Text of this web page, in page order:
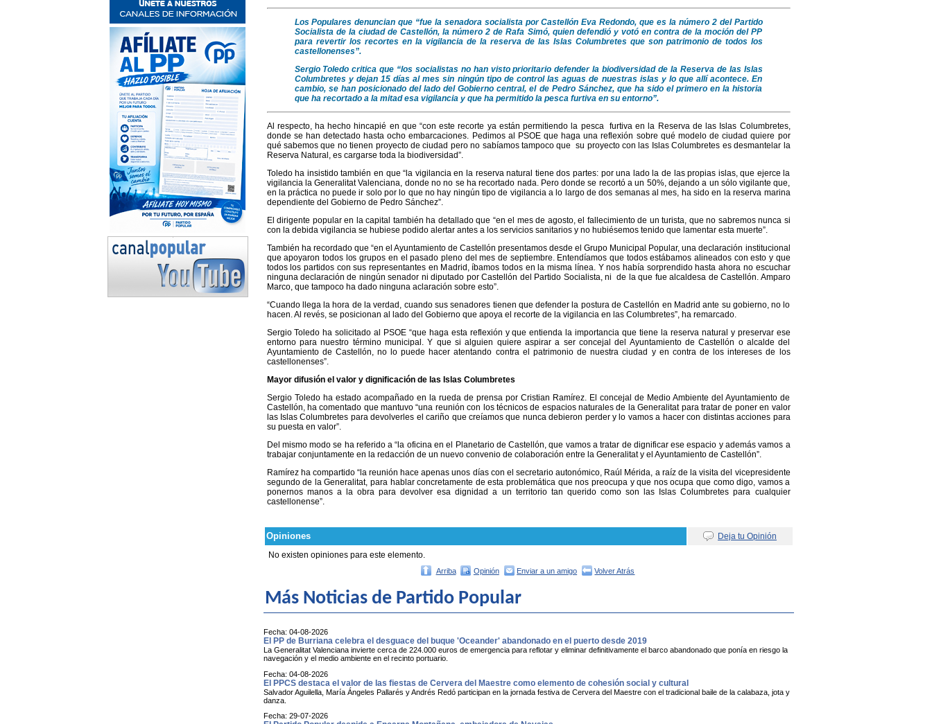
Los Populares denuncian que “fue la senadora socialista por Castellón Eva Redondo, que es la número 2 del Partido
Socialista de la ciudad de Castellón, la número 2 de Rafa Simó, quien defendió y votó en contra de la moción del PP
para revertir los recortes en la vigilancia de la reserva de las Islas Columbretes que son patrimonio de todos los
castellonenses”.
Sergio Toledo critica que “los socialistas no han visto prioritario defender la biodiversidad de la Reserva de las Islas
Columbretes y dejan 15 días al mes sin ningún tipo de control las aguas de nuestras islas y lo que allí acontece. En
cambio, se han posicionado del lado del Gobierno central, el de Pedro Sánchez, que ha sido el primero en la historia
que ha recortado a la mitad esa vigilancia y que ha permitido la pesca furtiva en su entorno”.
Al respecto, ha hecho hincapié en que “con este recorte ya están permitiendo la pesca furtiva en la Reserva de las Islas Columbretes,
donde se han detectado hasta ocho embarcaciones. Pedimos al PSOE que haga una reflexión sobre qué modelo de ciudad quiere por
qué sabemos que no tienen proyecto de ciudad pero no sabíamos tampoco que su proyecto con las Islas Columbretes es desmantelar la
Reserva Natural, es cargarse toda la biodiversidad”.
Toledo ha insistido también en que “la vigilancia en la reserva natural tiene dos partes: por una lado la de las propias islas, que ejerce la
vigilancia la Generalitat Valenciana, donde no no se ha recortado nada. Pero donde se recortó a un 50%, dejando a un sólo vigilante que,
en la práctica no puede ir solo por lo que no hay ningún tipo de vigilancia a lo largo de dos semanas al mes, ha sido en la reserva marina
dependiente del Gobierno de Pedro Sánchez”.
El dirigente popular en la capital también ha detallado que “en el mes de agosto, el fallecimiento de un turista, que no sabremos nunca si
con la debida vigilancia se hubiese podido alertar antes a los servicios sanitarios y no hubiésemos tenido que lamentar esta muerte”.
También ha recordado que “en el Ayuntamiento de Castellón presentamos desde el Grupo Municipal Popular, una declaración institucional
que apoyaron todos los grupos en el pasado pleno del mes de septiembre. Entendíamos que todos estábamos alineados con esto y que
todos los partidos con sus representantes en Madrid, íbamos todos en la misma línea. Y nos había sorprendido hasta ahora no escuchar
ninguna declaración de ningún senador ni diputado por Castellón del Partido Socialista, ni de la que fue alcaldesa de Castellón. Amparo
Marco, que tampoco ha dado ninguna aclaración sobre esto”.
“Cuando llega la hora de la verdad, cuando sus senadores tienen que defender la postura de Castellón en Madrid ante su gobierno, no lo
hacen. Al revés, se posicionan al lado del Gobierno que apoya el recorte de la vigilancia en las Columbretes”, ha remarcado.
Sergio Toledo ha solicitado al PSOE “que haga esta reflexión y que entienda la importancia que tiene la reserva natural y preservar ese
entorno para nuestro término municipal. Y que si alguien quiere aspirar a ser concejal del Ayuntamiento de Castellón o alcalde del
Ayuntamiento de Castellón, no lo puede hacer atentando contra el patrimonio de nuestra ciudad y en contra de los intereses de los
castellonenses”.
Mayor difusión el valor y dignificación de las Islas Columbretes
Sergio Toledo ha estado acompañado en la rueda de prensa por Cristian Ramírez. El concejal de Medio Ambiente del Ayuntamiento de
Castellón, ha comentado que mantuvo “una reunión con los técnicos de espacios naturales de la Generalitat para tratar de poner en valor
las Islas Columbretes para devolverles el cariño que creíamos que nunca debieron perder y lo vamos a hacer con distintas acciones para
su puesta en valor”.
Del mismo modo se ha referido a “la oficina en el Planetario de Castellón, que vamos a tratar de dignificar ese espacio y además vamos a
trabajar conjuntamente en la redacción de un nuevo convenio de colaboración entre la Generalitat y el Ayuntamiento de Castellón”.
Ramírez ha compartido “la reunión hace apenas unos días con el secretario autonómico, Raúl Mérida, a raíz de la visita del vicepresidente
segundo de la Generalitat, para hablar concretamente de esta problemática que nos preocupa y que nos ocupa que como digo, vamos a
ponernos manos a la obra para devolver esa dignidad a un territorio tan querido como son las Islas Columbretes para cualquier
castellonense”.
Opiniones
Deja tu Opinión
No existen opiniones para este elemento.
Arriba Opinión Enviar a un amigo Volver Atrás
Más Noticias de Partido Popular
Fecha: 04-08-2026
El PP de Burriana celebra el desguace del buque 'Oceander' abandonado en el puerto desde 2019
La Generalitat Valenciana invierte cerca de 224.000 euros de emergencia para reflotar y eliminar definitivamente el barco abandonado que ponía en riesgo la
navegación y el medio ambiente en el recinto portuario.
Fecha: 04-08-2026
El PPCS destaca el valor de las fiestas de Cervera del Maestre como elemento de cohesión social y cultural
Salvador Aguilella, María Ángeles Pallarés y Andrés Redó participan en la jornada festiva de Cervera del Maestre con el tradicional baile de la calabaza, jota y
danza.
Fecha: 29-07-2026